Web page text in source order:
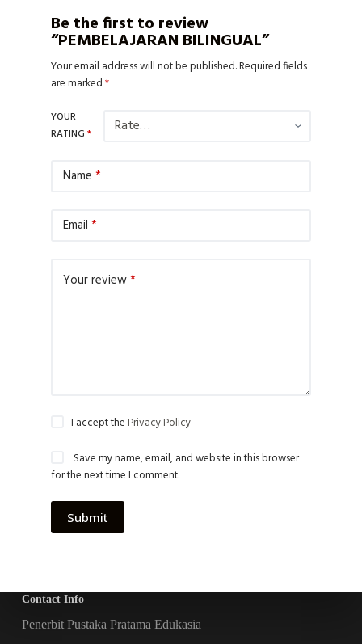
Be the first to review
“PEMBELAJARAN BILINGUAL”
Your email address will not be published.Required fields
are marked*
YOUR
RATING *
Name *
Email *
Your review*
I accept thePrivacy Policy
Save my name, email, and website in this browser
for the next time I comment.
Submit
Contact Info
Penerbit Pustaka Pratama Edukasia